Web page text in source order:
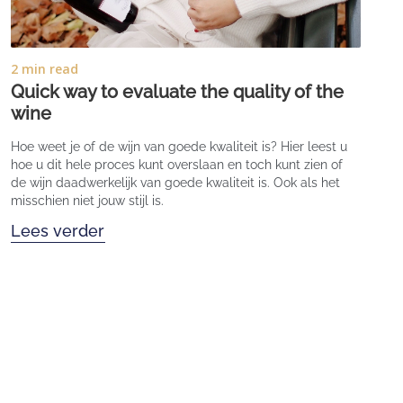
2 min read
Quick way to evaluate the quality of the
wine
Hoe weet je of de wijn van goede kwaliteit is? Hier leest u
hoe u dit hele proces kunt overslaan en toch kunt zien of
de wijn daadwerkelijk van goede kwaliteit is. Ook als het
misschien niet jouw stijl is.
Lees verder